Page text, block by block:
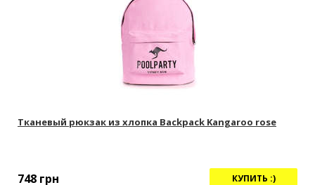
Тканевый рюкзак из хлопка Backpack Kangaroo rose
748 грн КУПИТЬ :)